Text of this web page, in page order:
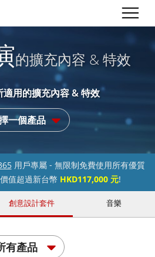
的擴充內容 & 特效
適用的擴充內容 & 特效
一個產品
用戶專屬 - 無限制免費使用所有優質
值超過新台幣 HKD117,000 元!
創意設計套件 音樂
有產品